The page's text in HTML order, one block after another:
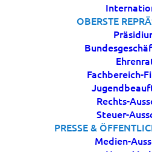
OBERSTE
Fachbereich-
Rechts-
Steuer-
PRESSE &
Medien-
Tanzturnier-
Zum Start auf unseren
teilnehmenden Aktiven
Tanzturnierausweis
der Passkontrolle vorzulegen.
Damit die Turnierteilnahme